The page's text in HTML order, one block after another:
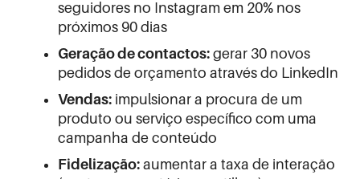
seguidores no Instagram em 20% nos
próximos 90 dias
Geração de contactos: gerar 30 novos
pedidos de orçamento através do LinkedIn
Vendas: impulsionar a procura de um
produto ou serviço específico com uma
campanha de conteúdo
Fidelização: aumentar a taxa de interação